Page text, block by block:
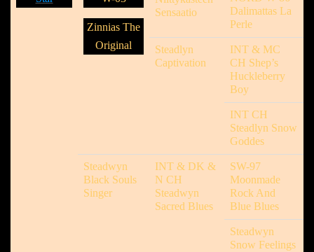
Zinnias The
Original
Sensaatio
Dalimattas La
Perle
Steadlyn
Captivation
INT & MC
CH Shep’s
Huckleberry
Boy
INT CH
Steadlyn Snow
Goddes
Steadwyn
Black Souls
Singer
INT & DK &
N CH
Steadwyn
Sacred Blues
SW-97
Moonmade
Rock And
Blue Blues
Steadwyn
Snow Feelings